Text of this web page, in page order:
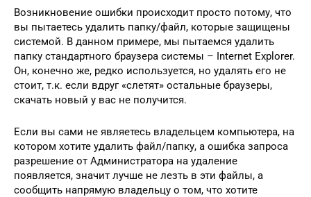
Возникновение ошибки происходит просто потому, что
вы пытаетесь удалить папку/файл, которые защищены
системой. В данном примере, мы пытаемся удалить
папку стандартного браузера системы – Internet Explorer.
Он, конечно же, редко используется, но удалять его не
стоит, т.к. если вдруг «слетят» остальные браузеры,
скачать новый у вас не получится.
Если вы сами не являетесь владельцем компьютера, на
котором хотите удалить файл/папку, а ошибка запроса
разрешение от Администратора на удаление
появляется, значит лучше не лезть в эти файлы, а
сообщить напрямую владельцу о том, что хотите